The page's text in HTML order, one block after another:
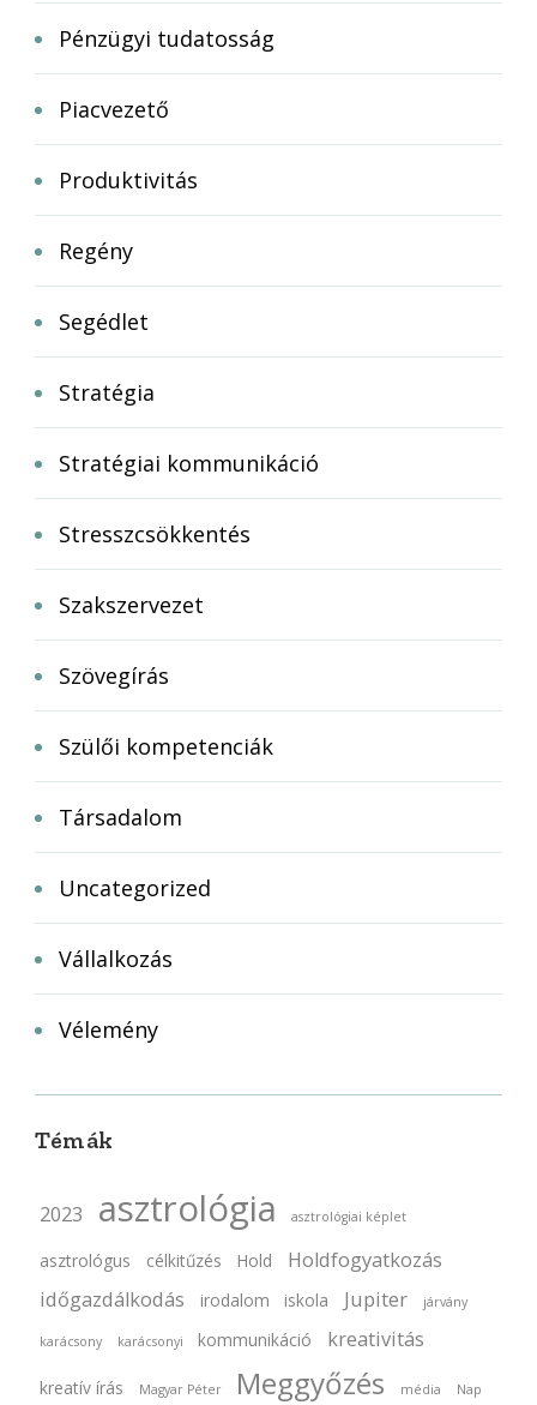
Pénzügyi tudatosság
Piacvezető
Produktivitás
Regény
Segédlet
Stratégia
Stratégiai kommunikáció
Stresszcsökkentés
Szakszervezet
Szövegírás
Szülői kompetenciák
Társadalom
Uncategorized
Vállalkozás
Vélemény
Témák
2023 asztrológia asztrológiai képlet
asztrológus célkitűzés Hold
Holdfogyatkozás
időgazdálkodás
irodalom iskola Jupiter járvány
karácsony karácsonyi kommunikáció kreativitás
kreatív írás Magyar Péter Meggyőzés média Nap